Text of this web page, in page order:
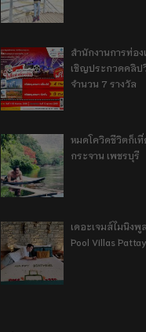
สำนักงานการท่อ
เชิญประกวดคลิป
จำนวน 7 รางวัล
หมดโควิดชีวิตก็เ
กระจาน เพชรบุรี
เดอะเจมส์ไมนิงพู
Pool Villas